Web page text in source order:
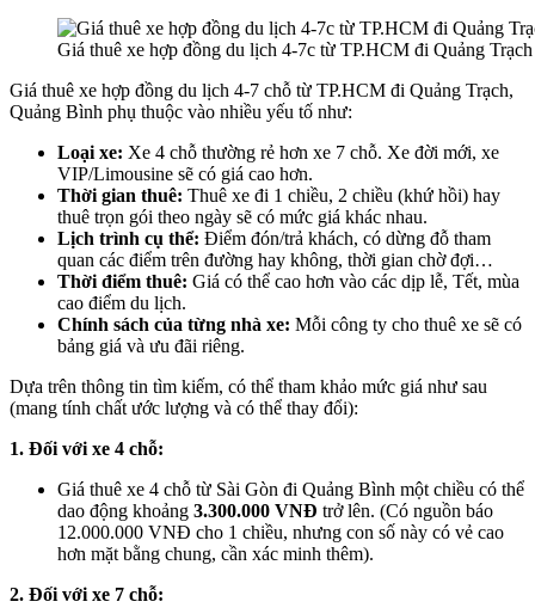
Giá thuê xe hợp đồng du lịch 4-7c từ TP.HCM đi Quảng
Giá thuê xe hợp đồng du lịch 4-7 chỗ từ TP.HCM đi Quảng Trạch,
Quảng Bình phụ thuộc vào nhiều yếu tố như:
Loại xe: Xe 4 chỗ thường rẻ hơn xe 7 chỗ. Xe đời mới, xe
VIP/Limousine sẽ có giá cao hơn.
Thời gian thuê: Thuê xe đi 1 chiều, 2 chiều (khứ hồi) hay
thuê trọn gói theo ngày sẽ có mức giá khác nhau.
Lịch trình cụ thể: Điểm đón/trả khách, có dừng đỗ tham
quan các điểm trên đường hay không, thời gian chờ đợi…
Thời điểm thuê: Giá có thể cao hơn vào các dịp lễ, Tết, mùa
cao điểm du lịch.
Chính sách của từng nhà xe: Mỗi công ty cho thuê xe sẽ có
bảng giá và ưu đãi riêng.
Dựa trên thông tin tìm kiếm, có thể tham khảo mức giá như sau
(mang tính chất ước lượng và có thể thay đổi):
1. Đối với xe 4 chỗ:
Giá thuê xe 4 chỗ từ Sài Gòn đi Quảng Bình một chiều có thể
dao động khoảng 3.300.000 VNĐ trở lên. (Có nguồn báo
12.000.000 VNĐ cho 1 chiều, nhưng con số này có vẻ cao
hơn mặt bằng chung, cần xác minh thêm).
2. Đối với xe 7 chỗ: